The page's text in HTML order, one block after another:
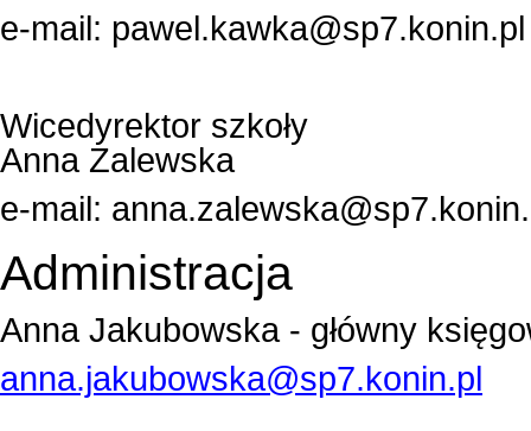
e-mail: pawel.kawka@sp7.konin.pl
Wicedyrektor szkoły
Anna Zalewska
e-mail:
Administracja
Anna Jakubowska - główny
anna.jakubowska@sp7.konin.pl